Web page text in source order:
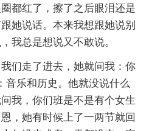
都红了，擦了之后眼泪还是
她说话。本来我想跟她说别
我总是想说又不敢说。
们走了进去，她就问我：你
音乐和历史。他就没说什么
我，你们班是不是有个女生
，她有时候上了一两节就回